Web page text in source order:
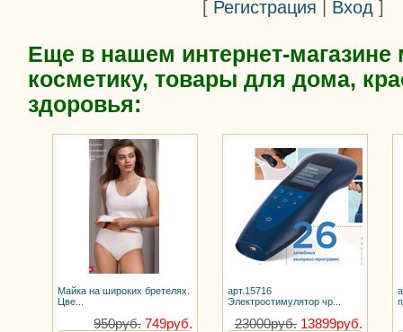
[ Регистрация Вход ]
Еще в нашем интернет-магазине
косметику, товары для дома,
здоровья:
Майка на широких бретелях.
Цве...
950руб. 749руб.
арт.15716
Электростимулятор чр...
23000руб. 13899руб.